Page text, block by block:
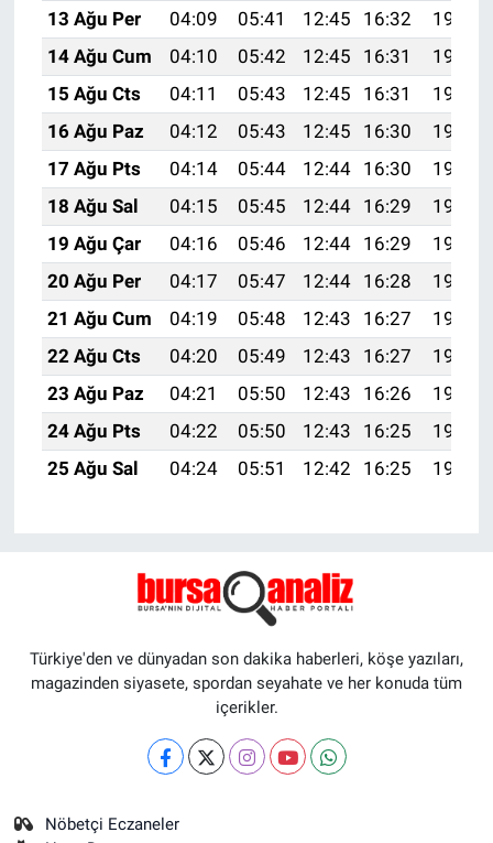
13 Ağu Per
04:09 05:41 12:45 16:32
19:39
14 Ağu Cum
04:10 05:42 12:45 16:31
19:38
15 Ağu Cts
04:11 05:43 12:45 16:31
19:37
16 Ağu Paz
04:12 05:43 12:45 16:30
19:36
17 Ağu Pts
04:14 05:44 12:44 16:30
19:34
18 Ağu Sal
04:15 05:45 12:44 16:29
19:33
19 Ağu Çar
04:16 05:46 12:44 16:29
19:32
20 Ağu Per
04:17 05:47 12:44 16:28
19:30
21 Ağu Cum
04:19 05:48 12:43 16:27
19:29
22 Ağu Cts
04:20 05:49 12:43 16:27
19:28
23 Ağu Paz
04:21 05:50 12:43 16:26
19:26
24 Ağu Pts
04:22 05:50 12:43 16:25
19:25
25 Ağu Sal
04:24 05:51 12:42 16:25 19:23
Türkiye'den ve dünyadan son dakika haberleri, köşe yazıları,
magazinden siyasete, spordan seyahate ve her konuda tüm
içerikler.
Nöbetçi Eczaneler